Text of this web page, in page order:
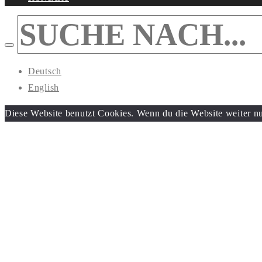
KONTAKT
Deutsch
English
Diese Website benutzt Cookies. Wenn du die Website weiter